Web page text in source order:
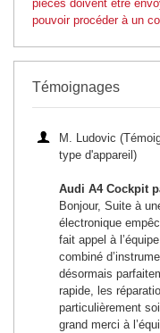
pièces doivent être
pouvoir procéder à un
Témoignages
M. Ludovic
type d'appareil)
Audi A4 Cockpit
Bonjour, Suite à
électronique
fait appel à
combiné
désormais
rapide, les
particulièrement
grand merci à